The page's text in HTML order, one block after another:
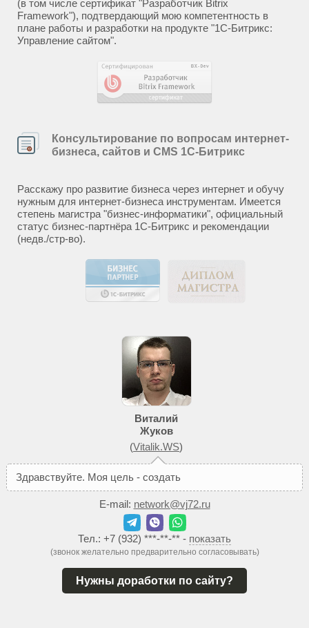
(в том числе сертификат "Разработчик Bitrix
Framework"), подтвердающий мою компетентность в
плане работы и разработки на продукте "1С-Битрикс:
Управление сайтом".
Консультирование по вопросам интернет-
бизнеса, сайтов и CMS 1С-Битрикс
Расскажу про развитие бизнеса через интернет и обучу
нужным для интернет-бизнеса инструментам. Имеется
степень магистра "бизнес-информатики", официальный
статус бизнес-партнёра 1С-Битрикс и рекомендации
(недв./стр-во).
Виталий
Жуков
(Vitalik.WS)
Здравствуйте. Моя цель - создать
E-mail: network@vj72.ru
Тел.: +7 (932) ***-**-** - показать
(звонок желательно предварительно согласовывать)
Нужны доработки по сайту?